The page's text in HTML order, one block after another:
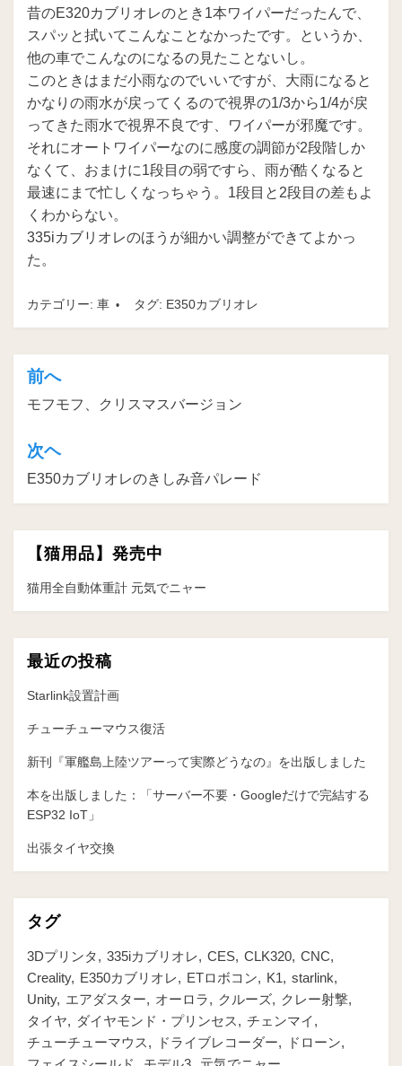
昔のE320カブリオレのとき1本ワイパーだったんで、
スパッと拭いてこんなことなかったです。というか、
他の車でこんなのになるの見たことないし。
このときはまだ小雨なのでいいですが、大雨になると
かなりの雨水が戻ってくるので視界の1/3から1/4が戻
ってきた雨水で視界不良です、ワイパーが邪魔です。
それにオートワイパーなのに感度の調節が2段階しか
なくて、おまけに1段目の弱ですら、雨が酷くなると
最速にまで忙しくなっちゃう。1段目と2段目の差もよ
くわからない。
335iカブリオレのほうが細かい調整ができてよかっ
た。
カテゴリー: 車 タグ: E350カブリオレ
投
稿
ナ
ビ
ゲ
ー
シ
ョ
ン
前へ
モフモフ、クリスマスバージョン
次ヘ
E350カブリオレのきしみ音パレード
【猫用品】発売中
猫用全自動体重計 元気でニャー
最近の投稿
Starlink設置計画
チューチューマウス復活
新刊『軍艦島上陸ツアーって実際どうなの』を出版しました
本を出版しました：「サーバー不要・Googleだけで完結する
ESP32 IoT」
出張タイヤ交換
タグ
3Dプリンタ 335iカブリオレ CES CLK320 CNC
Creality
E350カブリオレ ETロボコン K1
starlink
Unity
エアダスター オーロラ クルーズ
クレー射撃
タイヤ
ダイヤモンド・プリンセス
チェンマイ
チューチューマウス
ドライブレコーダー
ドローン